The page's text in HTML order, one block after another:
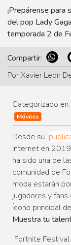
¡Prepárense
del pop Lady
temporada 2 de
Compartir:
Por Xavier Leon
Categorizado en:
Móviles
Desde su
Internet en
ha sido una de
comunidad de
moda estarán
jugadores y
Ícono principal de
Muestra tu
Fortnite